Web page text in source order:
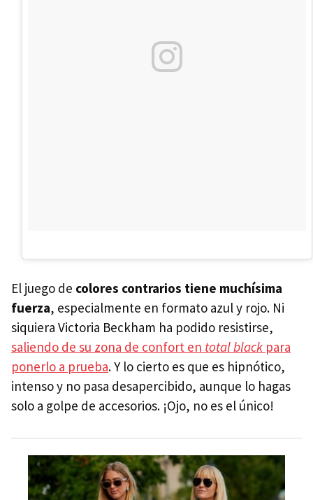
El juego de colores contrarios tiene muchísima
fuerza, especialmente en formato azul y rojo. Ni
siquiera Victoria Beckham ha podido resistirse,
saliendo de su zona de confort en total black para
ponerlo a prueba. Y lo cierto es que es hipnótico,
intenso y no pasa desapercibido, aunque lo hagas
solo a golpe de accesorios. ¡Ojo, no es el único!